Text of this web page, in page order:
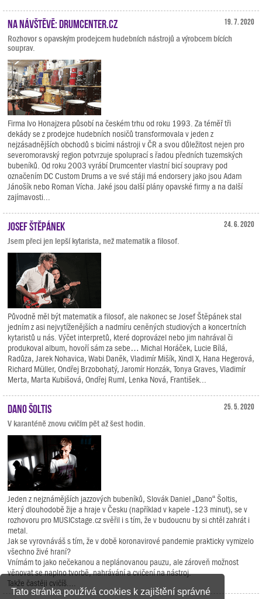
Tato stránka používá cookies k zajištění správné
19. 7. 2020
Na návštěvě: Drumcenter.cz
Rozhovor s opavským prodejcem hudebních nástrojů a výrobcem bících
souprav.
Firma Ivo Honajzera působí na českém trhu od roku 1993. Za téměř tři
dekády se z prodejce hudebních nosičů transformovala v jeden z
nejzásadnějších obchodů s bicími nástroji v ČR a svou důležitost nejen pro
severomoravský region potvrzuje spoluprací s řadou předních tuzemských
bubeníků. Od roku 2003 vyrábí Drumcenter vlastní bicí soupravy pod
označením DC Custom Drums a ve své stáji má endorsery jako jsou Adam
Jánošík nebo Roman Vícha. Jaké jsou další plány opavské firmy a na další
zajímavosti...
24. 6. 2020
Josef Štěpánek
Jsem přeci jen lepší kytarista, než matematik a filosof.
Původně měl být matematik a filosof, ale nakonec se Josef Štěpánek stal
jedním z asi nejvytíženějších a nadmíru ceněných studiových a koncertních
kytaristů u nás. Výčet interpretů, které doprovázel nebo jim nahrával či
produkoval album, hovoří sám za sebe… Michal Horáček, Lucie Bílá,
Radůza, Jarek Nohavica, Wabi Daněk, Vladimír Mišík, Xindl X, Hana Hegerová,
Richard Müller, Ondřej Brzobohatý, Jaromír Honzák, Tonya Graves, Vladimír
Merta, Marta Kubišová, Ondřej Ruml, Lenka Nová, František...
25. 5. 2020
Dano Šoltis
V karanténě znovu cvičím pět až šest hodin.
Jeden z nejznámějších jazzových bubeníků, Slovák Daniel „Dano“ Šoltis,
který dlouhodobě žije a hraje v Česku (například v kapele -123 minut), se v
rozhovoru pro MUSICstage.cz svěřil i s tím, že v budoucnu by si chtěl zahrát i
metal.
Jak se vyrovnáváš s tím, že v době koronavirové pandemie prakticky vymizelo
všechno živé hraní?
Vnímám to jako nečekanou a neplánovanou pauzu, ale zároveň možnost
věnovat se naplno tvorbě, nahrávání a cvičení na nástroj.
Takže častěji cvičíš....